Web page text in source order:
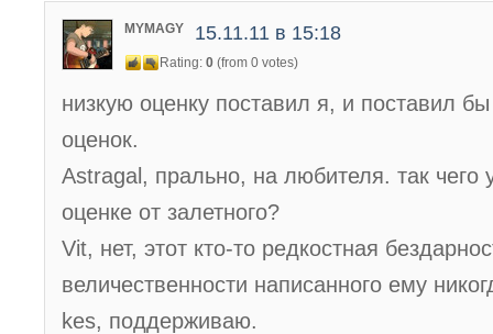
MYMAGY 15.11.11 в 15:18
Rating: 0 (from 0 votes)
низкую оценку поставил я, и поставил
оценок.
Astragal, прально, на любителя. так чего
оценке от залетного?
Vit, нет, этот кто-то редкостная
величественности написанного ему
kes, поддерживаю.